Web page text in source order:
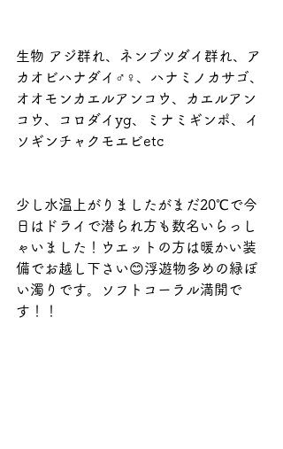
生物 アジ群れ、ネンブツダイ群れ、ア
カオビハナダイ♂♀、ハナミノカサゴ、
オオモンカエルアンコウ、カエルアン
コウ、コロダイyg、ミナミギンポ、イ
ソギンチャクモエビetc
少し水温上がりましたがまだ20℃で今
日はドライで潜られ方も数名いらっし
ゃいました！ウエットの方は暖かい装
備でお越し下さい😊浮遊物多めの緑ぽ
い濁りです。ソフトコーラル満開で
す！！